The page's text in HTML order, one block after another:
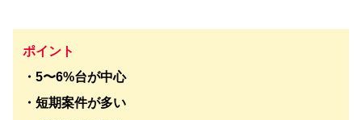
ポイント
・5〜6%台が中心
・短期案件が多い